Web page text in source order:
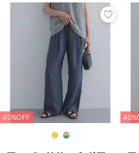
40%OFF